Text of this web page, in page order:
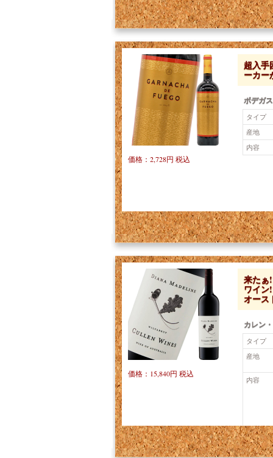
超入手
ーカー
ボデガ
タイプ
産地
内容
価格：2,728円 税込
来たぁ
ワイン
オー
カレン
タイプ
産地
内容
価格：15,840円 税込